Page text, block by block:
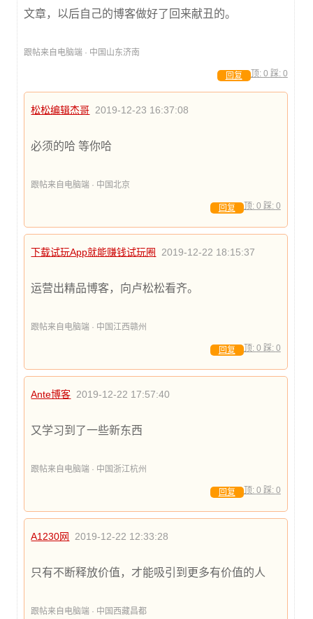
文章，以后自己的博客做好了回来献丑的。
跟帖来自电脑端 · 中国山东济南
顶: 0 踩: 0
回复
松松编辑杰哥 2019-12-23 16:37:08
必须的哈 等你哈
跟帖来自电脑端 · 中国北京
顶: 0 踩: 0
回复
下载试玩App就能赚钱试玩圈 2019-12-22 18:15:37
运营出精品博客，向卢松松看齐。
跟帖来自电脑端 · 中国江西赣州
顶: 0 踩: 0
回复
Ante博客 2019-12-22 17:57:40
又学习到了一些新东西
跟帖来自电脑端 · 中国浙江杭州
顶: 0 踩: 0
回复
A1230网 2019-12-22 12:33:28
只有不断释放价值，才能吸引到更多有价值的人
跟帖来自电脑端 · 中国西藏昌都